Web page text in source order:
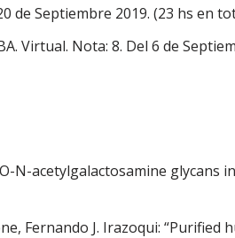
de Septiembre 2019. (23 hs en
Virtual. Nota: 8. Del 6 de
N-acetylgalactosamine glycans
Fernando J. Irazoqui: